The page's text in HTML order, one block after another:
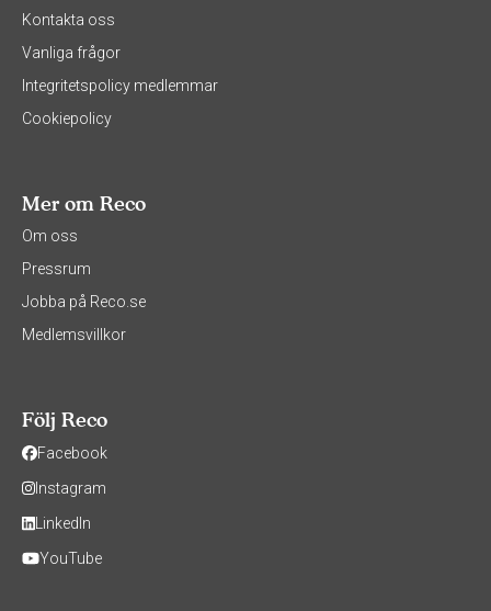
Kontakta oss
Vanliga frågor
Integritetspolicy medlemmar
Cookiepolicy
Mer om Reco
Om oss
Pressrum
Jobba på Reco.se
Medlemsvillkor
Följ Reco
Facebook
Instagram
LinkedIn
YouTube